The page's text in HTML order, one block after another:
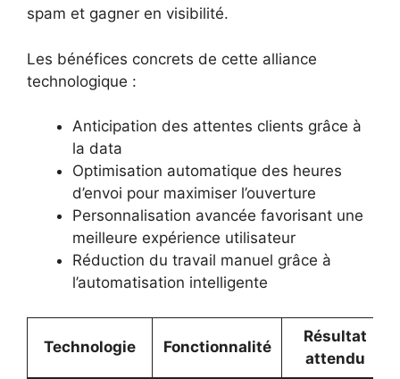
spam et gagner en visibilité.
Les bénéfices concrets de cette alliance
technologique :
Anticipation des attentes clients grâce à
la data
Optimisation automatique des heures
d’envoi pour maximiser l’ouverture
Personnalisation avancée favorisant une
meilleure expérience utilisateur
Réduction du travail manuel grâce à
l’automatisation intelligente
Technologie Fonctionnalité
Résultat
attendu